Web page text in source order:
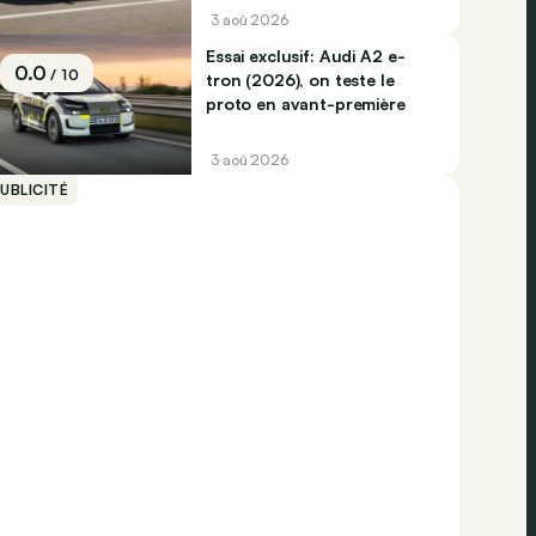
3 aoû 2026
0.0/ 10
Essai exclusif: Audi A2 e-
tron (2026), on teste le
proto en avant-première
3 aoû 2026